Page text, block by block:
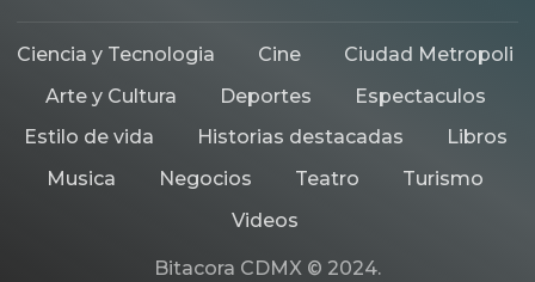
PRESENTAN «FARO DE
COLORES», EL PRIMER FESTIVAL
LGBTIQ+ EN EL ORIENTE DE LA